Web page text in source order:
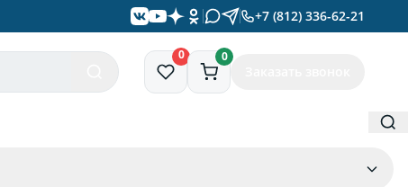
+7 (812) 336-62-21
0 0